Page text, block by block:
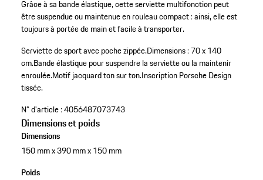
Grâce à sa bande élastique, cette serviette multifonction peut
être suspendue ou maintenue en rouleau compact : ainsi, elle est
toujours à portée de main et facile à transporter.
Serviette de sport avec poche zippée.Dimensions : 70 x 140
cm.Bande élastique pour suspendre la serviette ou la maintenir
enroulée.Motif jacquard ton sur ton.Inscription Porsche Design
tissée.
N° d'article :4056487073743
Dimensions et poids
Dimensions
150 mm x 390 mm x 150 mm
Poids